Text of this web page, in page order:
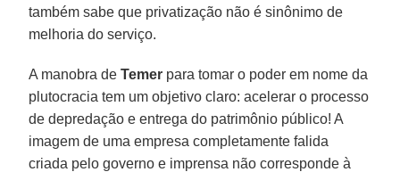
também sabe que privatização não é sinônimo de
melhoria do serviço.
A manobra deTemer para tomar o poder em nome da
plutocracia tem um objetivo claro: acelerar o processo
de depredação e entrega do patrimônio público! A
imagem de uma empresa completamente falida
criada pelo governo e imprensa não corresponde à